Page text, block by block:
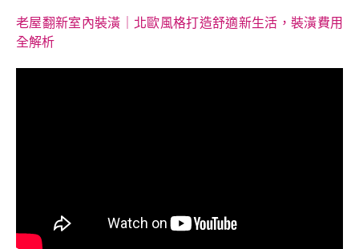
老屋翻新室內裝潢｜北歐風格打造舒適新生活，裝潢費用
全解析